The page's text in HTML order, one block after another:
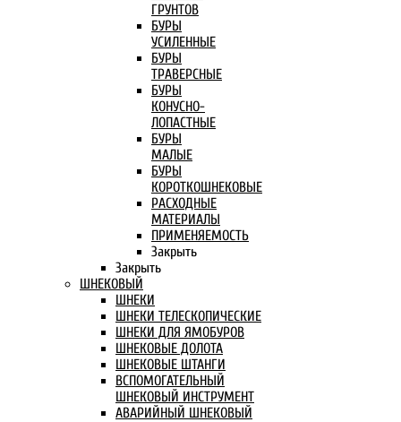
ГРУНТОВ
БУРЫ
УСИЛЕННЫЕ
БУРЫ
ТРАВЕРСНЫЕ
БУРЫ
КОНУСНО-
ЛОПАСТНЫЕ
БУРЫ
МАЛЫЕ
БУРЫ
КОРОТКОШНЕКОВЫЕ
РАСХОДНЫЕ
МАТЕРИАЛЫ
ПРИМЕНЯЕМОСТЬ
Закрыть
Закрыть
ШНЕКОВЫЙ
ШНЕКИ
ШНЕКИ ТЕЛЕСКОПИЧЕСКИЕ
ШНЕКИ ДЛЯ ЯМОБУРОВ
ШНЕКОВЫЕ ДОЛОТА
ШНЕКОВЫЕ ШТАНГИ
ВСПОМОГАТЕЛЬНЫЙ
ШНЕКОВЫЙ ИНСТРУМЕНТ
АВАРИЙНЫЙ ШНЕКОВЫЙ